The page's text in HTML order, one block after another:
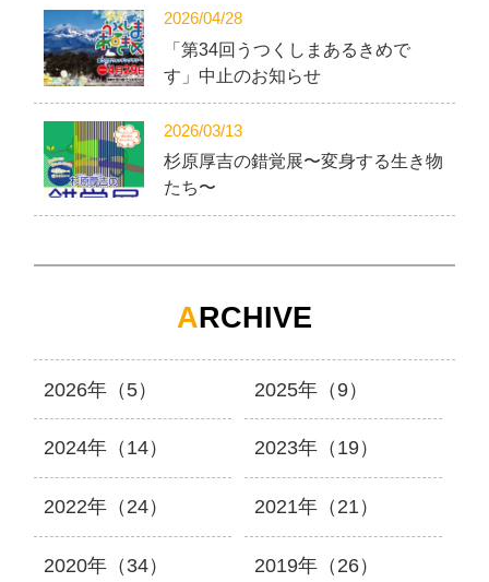
2026/04/28
「第34回うつくしまあるきめで
す」中止のお知らせ
2026/03/13
杉原厚吉の錯覚展〜変身する生き物
たち〜
ARCHIVE
2026年（5） 2025年（9）
2024年（14） 2023年（19）
2022年（24） 2021年（21）
2020年（34） 2019年（26）